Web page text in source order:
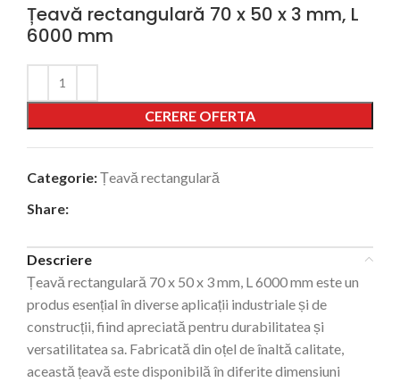
Țeavă rectangulară 70 x 50 x 3 mm, L
6000 mm
CERERE OFERTA
Alternative:
Categorie:Țeavă rectangulară
Share:
Descriere
Țeavă rectangulară 70 x 50 x 3 mm, L 6000 mm este un
produs esențial în diverse aplicații industriale și de
construcții, fiind apreciată pentru durabilitatea și
versatilitatea sa. Fabricată din oțel de înaltă calitate,
această țeavă este disponibilă în diferite dimensiuni